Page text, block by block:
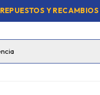
REPUESTOS Y RECAMBIOS